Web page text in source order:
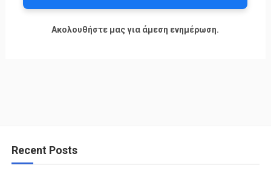
Ακολουθήστε μας για άμεση ενημέρωση.
Recent Posts